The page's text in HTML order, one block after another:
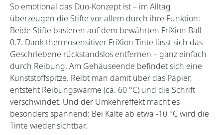
So emotional das Duo-Konzept ist – im Alltag
überzeugen die Stifte vor allem durch ihre Funktion:
Beide Stifte basieren auf dem bewährten FriXion Ball
0.7. Dank thermosensitiver FriXion-Tinte lässt sich das
Geschriebene rückstandslos entfernen – ganz einfach
durch Reibung. Am Gehäuseende befindet sich eine
Kunststoffspitze. Reibt man damit über das Papier,
entsteht Reibungswärme (ca. 60 °C) und die Schrift
verschwindet. Und der Umkehreffekt macht es
besonders spannend: Bei Kälte ab etwa -10 °C wird die
Tinte wieder sichtbar.